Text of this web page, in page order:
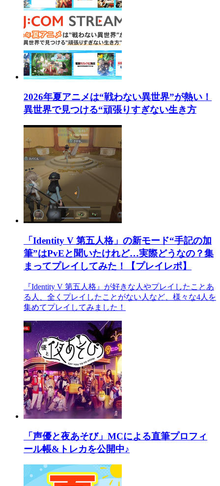
2026年夏アニメは“戦わない異世界”が熱い！
異世界で見つける“頑張りすぎない生き方
「Identity V 第五人格」の新モード“手記の加
筆”はPvEと聞いたけれど…実際どうなの？集
まってプレイしてみた！【プレイレポ】
『Identity V 第五人格』が好きな人やプレイしたことあ
る人、全くプレイしたことがない人など、様々な4人を
集めてプレイしてみました！
「声優と夜あそび」MCによる直筆プロフィ
ール帳&トレカを公開中♪